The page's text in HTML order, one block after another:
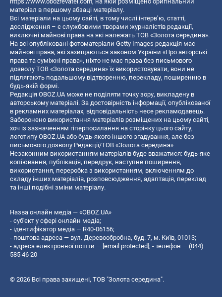
матеріал в першому абзаці матеріалу.
Всі матеріали на цьому сайті, в тому числі інтерв’ю, статті,
дослідження – є службовими творами журналістів редакції,
виключні майнові права на які належать ТОВ «Золота середина».
На всі опубліковані фотоматеріали Getty Images редакція має
майнові права, які захищаються законом України «Про авторські
права та суміжні права», ніхто не має права без письмового
дозволу ТОВ «Золота середина» їх використовувати, вони не
підлягають подальшому відтворенню, перекладу, поширенню в
будь-якій формі.
Редакція OBOZ.UA може не поділяти точку зору, викладену в
авторському матеріалі. За достовірність інформації, опублікованої
в рекламних матеріалах, відповідальність несе рекламодавець.
Заборонено використання матеріалів розміщених на цьому сайті,
хоч із зазначенням гіперпосилання на сторінку цього сайту,
логотипу OBOZ.UA або будь-якого іншого згадування, але без
письмового дозволу Редакції/ТОВ «Золота середина»
Незаконним використанням матеріалів буде вважатися: будь-яке
копiювання, публiкацiя, передрук, наступне поширення,
використання, переробка з використанням, включенням до
складу інших матеріалів, розповсюдження, адаптація, переклад
та інші подібні зміни матеріалу.
Назва онлайн медіа — «OBOZ.UA»
- суб'єкт у сфері онлайн медіа;
- ідентифікатор медіа — R40-06156;
- поштова адреса — вул. Деревообробна, буд. 7, м. Київ, 01013;
- адреса електронної пошти — [email protected]; - телефон — (044)
585 46 20
© 2026 Всі права захищені, ТОВ "Золота середина".